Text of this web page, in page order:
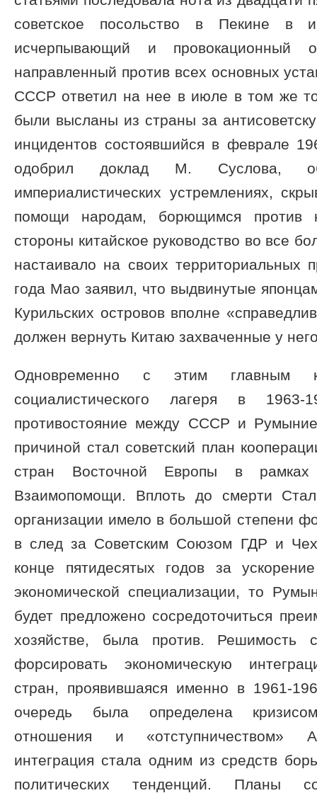
советское посольство в Пекине
исчерпывающий и провокационный
направленный против всех основных
СССР ответил на нее в июле в том же
были высланы из страны за
инцидентов состоявшийся в феврале
одобрил доклад М. Суслова,
империалистических устремлениях,
помощи народам, борющимся против
стороны китайское руководство во все
настаивало на своих территориальных
года Мао заявил, что выдвинутые
Курильских островов вполне
должен вернуть Китаю захваченные у
Одновременно с этим главным
социалистического лагеря в 1963-
противостояние между СССР и
причиной стал советский план
стран Восточной Европы в рамках
Взаимопомощи. Вплоть до смерти
организации имело в большой степени
в след за Советским Союзом ГДР и
конце пятидесятых годов за
экономической специализации, то
будет предложено сосредоточиться
хозяйстве, была против. Решимость
форсировать экономическую
стран, проявившаяся именно в 1961-
очередь была определена
отношения и «отступничеством»
интеграция стала одним из средств
политических тенденций. Планы